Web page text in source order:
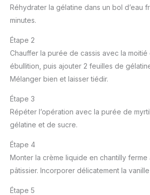
Réhydrater la gélatine dans un bol d’eau
minutes.
Étape 2
Chauffer la purée de cassis avec la moitié
ébullition, puis ajouter 2 feuilles de
Mélanger bien et laisser tiédir.
Étape 3
Répéter l’opération avec la purée de
gélatine et de sucre.
Étape 4
Monter la crème liquide en chantilly ferme
pâtissier. Incorporer délicatement la
Étape 5